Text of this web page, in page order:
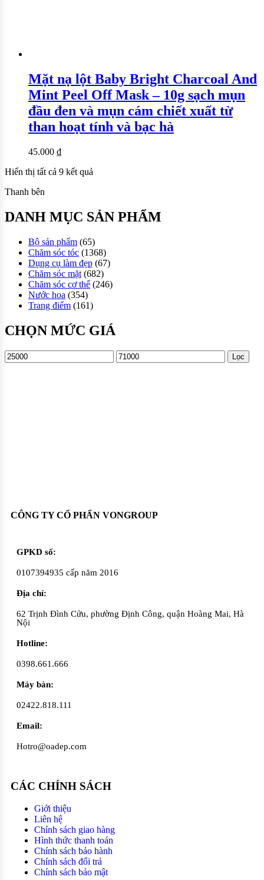
Mặt nạ lột Baby Bright Charcoal And
Mint Peel Off Mask – 10g sạch mụn
đầu đen và mụn cám chiết xuất từ
than hoạt tính và bạc hà
45.000 ₫
Hiển thị tất cả 9 kết quả
Thanh bên
DANH MỤC SẢN PHẨM
Bộ sản phẩm (65)
Chăm sóc tóc (1368)
Dụng cụ làm đẹp (67)
Chăm sóc mặt (682)
Chăm sóc cơ thể (246)
Nước hoa (354)
Trang điểm (161)
CHỌN MỨC GIÁ
Lọc
CÔNG TY CỔ PHẨN VONGROUP
GPKD số:
0107394935 cấp năm 2016
Địa chỉ:
62 Trịnh Đình Cửu, phường Định Công, quận Hoàng Mai, Hà
Nội
Hotline:
0398.661.666
Máy bàn:
02422.818.111
Email:
Hotro@oadep.com
CÁC CHÍNH SÁCH
Giới thiệu
Liên hệ
Chính sách giao hàng
Hình thức thanh toán
Chính sách bảo hành
Chính sách đổi trả
Chính sách bảo mật